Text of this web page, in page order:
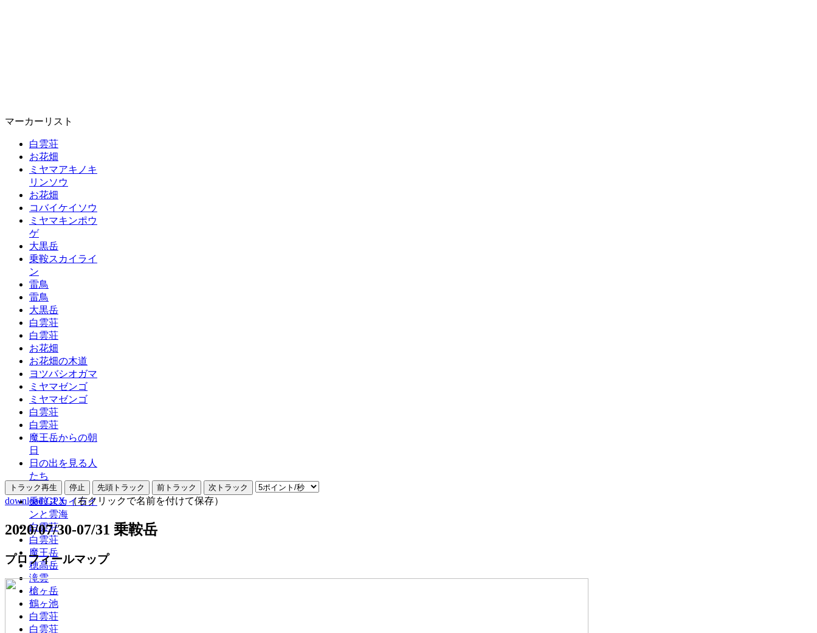
マーカーリスト
白雲荘
お花畑
ミヤマアキノキ
リンソウ
お花畑
コバイケイソウ
ミヤマキンポウ
ゲ
大黒岳
乗鞍スカイライ
ン
雷鳥
雷鳥
大黒岳
白雲荘
白雲荘
お花畑
お花畑の木道
ヨツバシオガマ
ミヤマゼンゴ
ミヤマゼンゴ
白雲荘
白雲荘
魔王岳からの朝
日
日の出を見る人
たち
魔王岳
乗鞍スカイライ
ンと雲海
白雲荘
白雲荘
魔王岳
穂高岳
滝雲
槍ヶ岳
鶴ヶ池
白雲荘
白雲荘
download GPX（右クリックで名前を付けて保存）
2020/07/30-07/31 乗鞍岳
プロフィールマップ